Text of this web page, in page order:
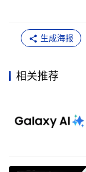
在一个虚拟服务
足快速部署虚拟
件I/O来部署在
RDM）来把一
求。
生成海报
相关推荐